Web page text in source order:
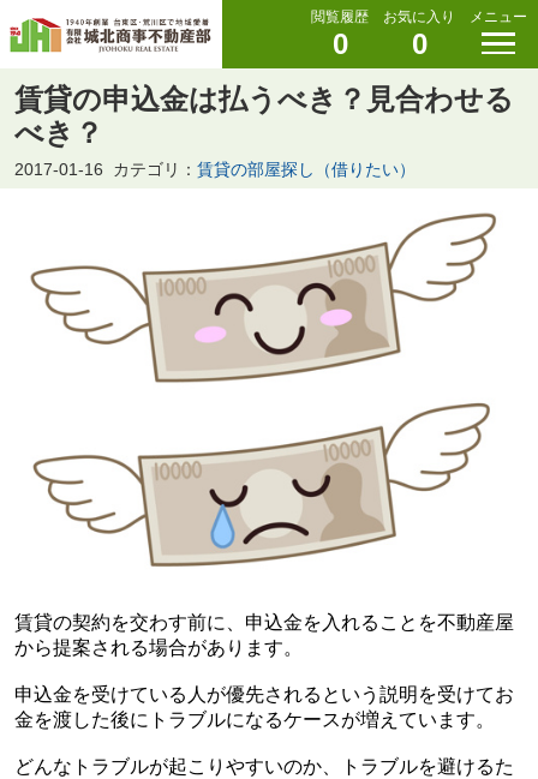
閲覧履歴
0
お気に入り
0
メニュー
賃貸の申込金は払うべき？見合わせる
べき？
2017-01-16 カテゴリ： 賃貸の部屋探し（借りたい）
賃貸の契約を交わす前に、申込金を入れることを不動産屋
から提案される場合があります。
申込金を受けている人が優先されるという説明を受けてお
金を渡した後にトラブルになるケースが増えています。
どんなトラブルが起こりやすいのか、トラブルを避けるた